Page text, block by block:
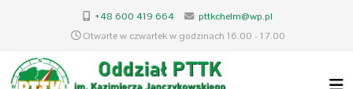
+48 600 419 664
pttkchelm@wp.pl
Otwarte w czwartek w godzinach 16.00 - 17.00